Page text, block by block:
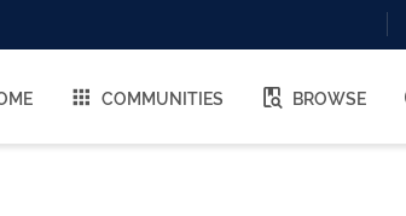
COMMUNITIES BROWSE